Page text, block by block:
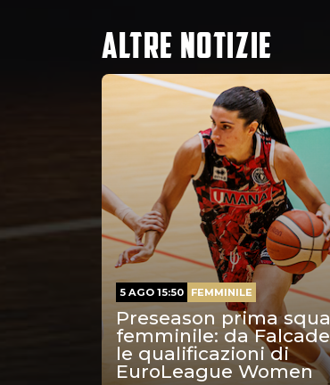
ALTRE NOTIZIE
Preseason prima
femminile: da
le qualificazioni di
EuroLeague Women
5 AGO 15:50 FEMMINILE